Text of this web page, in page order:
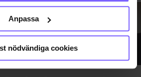
enhet genom att aktivt skanna den
(fingeravtryck)
dina personliga uppgifter
tillbaka ditt samtycke när som
Anpassa
nödvändiga cookies